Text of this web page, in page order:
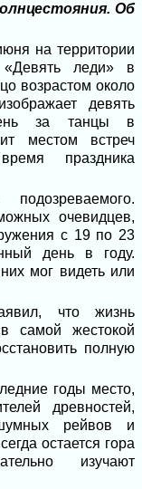
Об
на территории
леди» в
возрастом около
девять
за танцы в
местом встреч
праздника
очевидцев,
с 19 по 23
день в году.
мог видеть или
что жизнь
самой жестокой
полную
годы место,
древностей,
рейвов и
остается гора
изучают